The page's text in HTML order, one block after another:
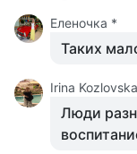
Еленочка *
Таких
Irina
Люди